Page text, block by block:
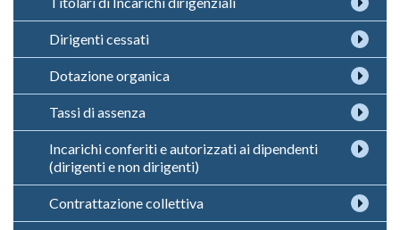
Dirigenti cessati
Dotazione organica
Tassi di assenza
Incarichi conferiti e autorizzati ai dipendenti
(dirigenti e non dirigenti)
Contrattazione collettiva